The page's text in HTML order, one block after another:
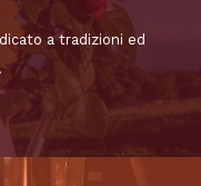
a tradizioni ed